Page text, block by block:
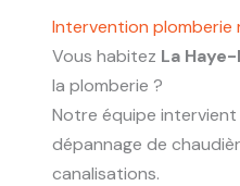
Intervention plomberie
Vous habitez La
la plomberie ?
Notre équipe
dépannage de
canalisations.